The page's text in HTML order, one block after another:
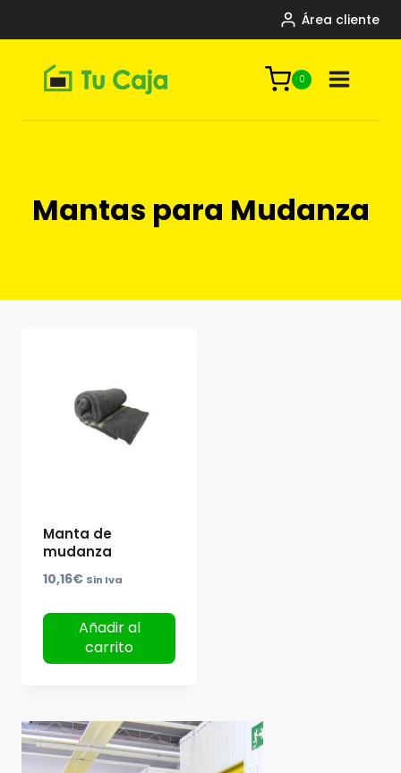
Área cliente
0
Mantas para Mudanza
Manta de
mudanza
10,16€ Sin Iva
Añadir al
carrito